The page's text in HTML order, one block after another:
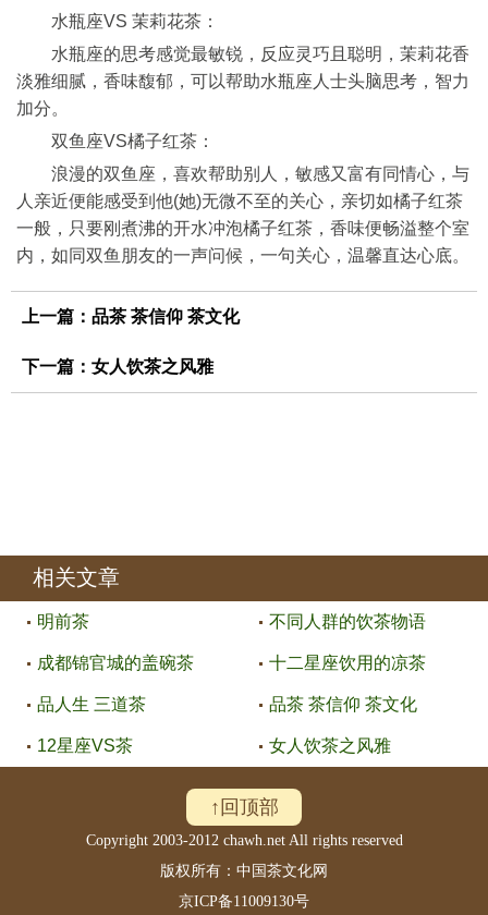
水瓶座VS 茉莉花茶：
水瓶座的思考感觉最敏锐，反应灵巧且聪明，茉莉花香
淡雅细腻，香味馥郁，可以帮助水瓶座人士头脑思考，智力
加分。
双鱼座VS橘子红茶：
浪漫的双鱼座，喜欢帮助别人，敏感又富有同情心，与
人亲近便能感受到他(她)无微不至的关心，亲切如橘子红茶
一般，只要刚煮沸的开水冲泡橘子红茶，香味便畅溢整个室
内，如同双鱼朋友的一声问候，一句关心，温馨直达心底。
上一篇： 品茶 茶信仰 茶文化
下一篇： 女人饮茶之风雅
相关文章
明前茶 不同人群的饮茶物语
成都锦官城的盖碗茶 十二星座饮用的凉茶
品人生 三道茶 品茶 茶信仰 茶文化
12星座VS茶 女人饮茶之风雅
↑回顶部
Copyright 2003-2012 chawh.net All rights reserved
版权所有：中国茶文化网
京ICP备11009130号